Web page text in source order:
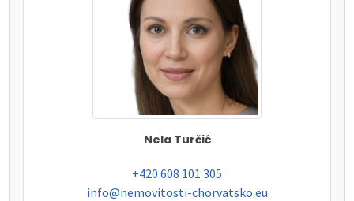
Nela Turčić
tel:
+420 608 101 305
e-mail:
info@nemovitosti-chorvatsko.eu